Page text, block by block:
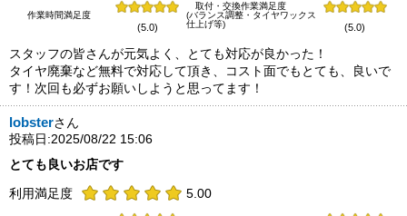
作業時間満足度
(5.0)
取付・交換作業満足度
(バランス調整・タイヤワックス
仕上げ等)
(5.0)
スタッフの皆さんが元気よく、とても対応が良かった！
タイヤ廃棄など無料で対応して頂き、コスト面でもとても、良いで
す！次回も必ずお願いしようと思ってます！
lobsterさん
投稿日:2025/08/22 15:06
とても良いお店です
利用満足度
5.00